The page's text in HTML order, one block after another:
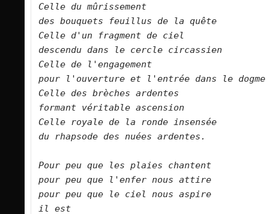
Celle du mûrissement
des bouquets feuillus de la quête
Celle d'un fragment de ciel
descendu dans le cercle circassien
Celle de l'engagement
pour l'ouverture et l'entrée dans le dogme
Celle des brèches ardentes
formant véritable ascension
Celle royale de la ronde insensée
du rhapsode des nuées ardentes.
Pour peu que les plaies chantent
pour peu que l'enfer nous attire
pour peu que le ciel nous aspire
il est